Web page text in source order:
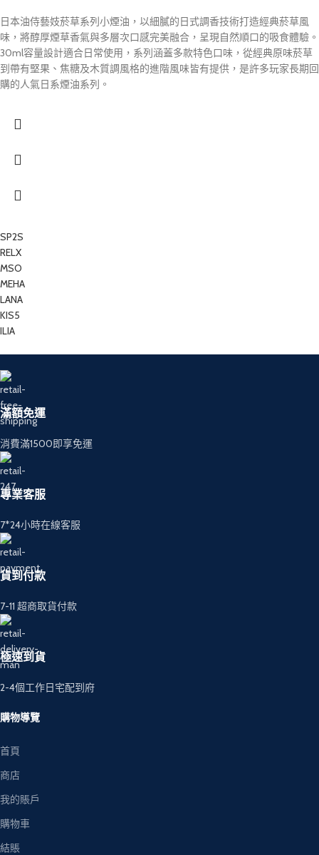
日本油侍藝妓菸草系列小煙油，以細膩的日式調香技術打造經典菸草風
味，將醇厚煙草香氣與多層次口感完美融合，呈現自然順口的吸食體驗。
30ml容量設計適合日常使用，系列涵蓋多款特色口味，從經典原味菸草
到帶有堅果、焦糖及木質調風格的進階風味皆有提供，是許多玩家長期回
購的人氣日系煙油系列。
SP2S
RELX
MSO
MEHA
LANA
KIS5
ILIA
滿額免運
消費滿1500即享免運
專業客服
7*24小時在線客服
貨到付款
7-11 超商取貨付款
極速到貨
2-4個工作日宅配到府
購物導覽
首頁
商店
我的賬戶
購物車
結賬